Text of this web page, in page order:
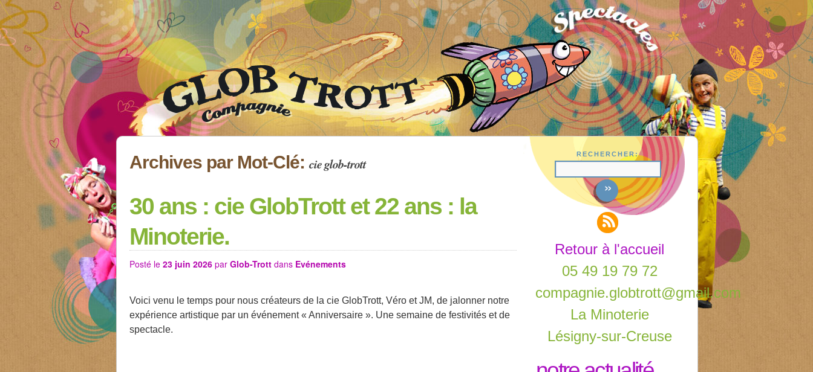
Archives par Mot-Clé: cie glob-trott
30 ans : cie GlobTrott et 22 ans : la
Minoterie.
Posté le 23 juin 2026 par Glob-Trott dans Evénements
Voici venu le temps pour nous créateurs de la cie GlobTrott, Véro et JM, de jalonner notre
expérience artistique par un événement « Anniversaire ». Une semaine de festivités et de
spectacle.
RECHERCHER:
Retour à l'accueil
05 49 19 79 72
compagnie.globtrott@gmail.com
La Minoterie
Lésigny-sur-Creuse